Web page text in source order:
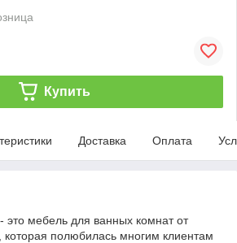
Купить
Доставка Оплата
мебель для ванных комнат от
которая полюбилась многим клиентам